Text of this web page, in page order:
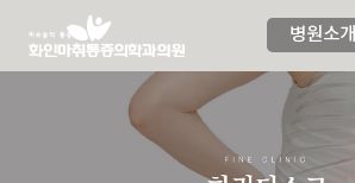
병원소개